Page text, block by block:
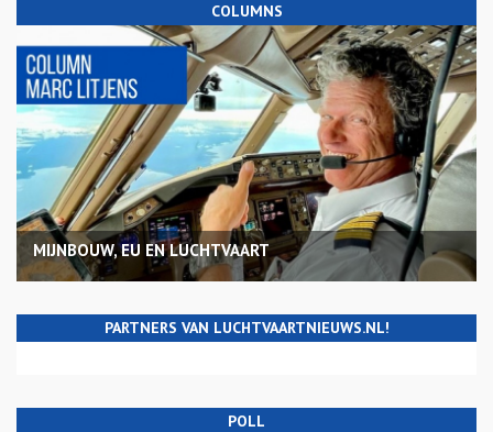
COLUMNS
MIJNBOUW, EU EN LUCHTVAART
PARTNERS VAN LUCHTVAARTNIEUWS.NL!
POLL